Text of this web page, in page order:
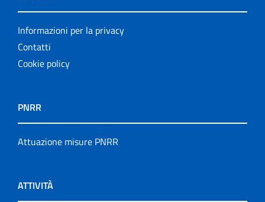
Informazioni per la privacy
Contatti
Cookie policy
PNRR
Attuazione misure PNRR
ATTIVITÀ